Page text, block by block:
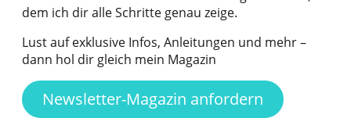
dem ich dir alle Schritte genau zeige.
Lust auf exklusive Infos, Anleitungen und mehr –
dann hol dir gleich mein Magazin
Newsletter-Magazin anfordern